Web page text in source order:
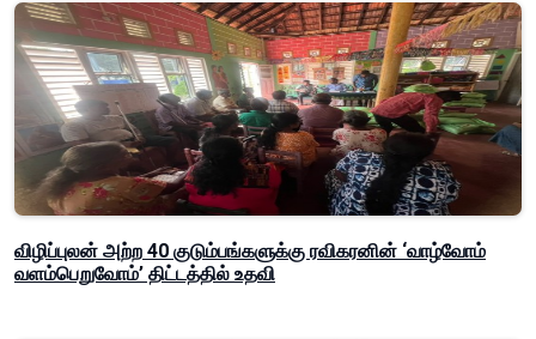
விழிப்புலன் அற்ற 40 குடும்பங்களுக்கு ரவிகரனின் ‘வாழ்வோம்
வளம்பெறுவோம்’ திட்டத்தில் உதவி